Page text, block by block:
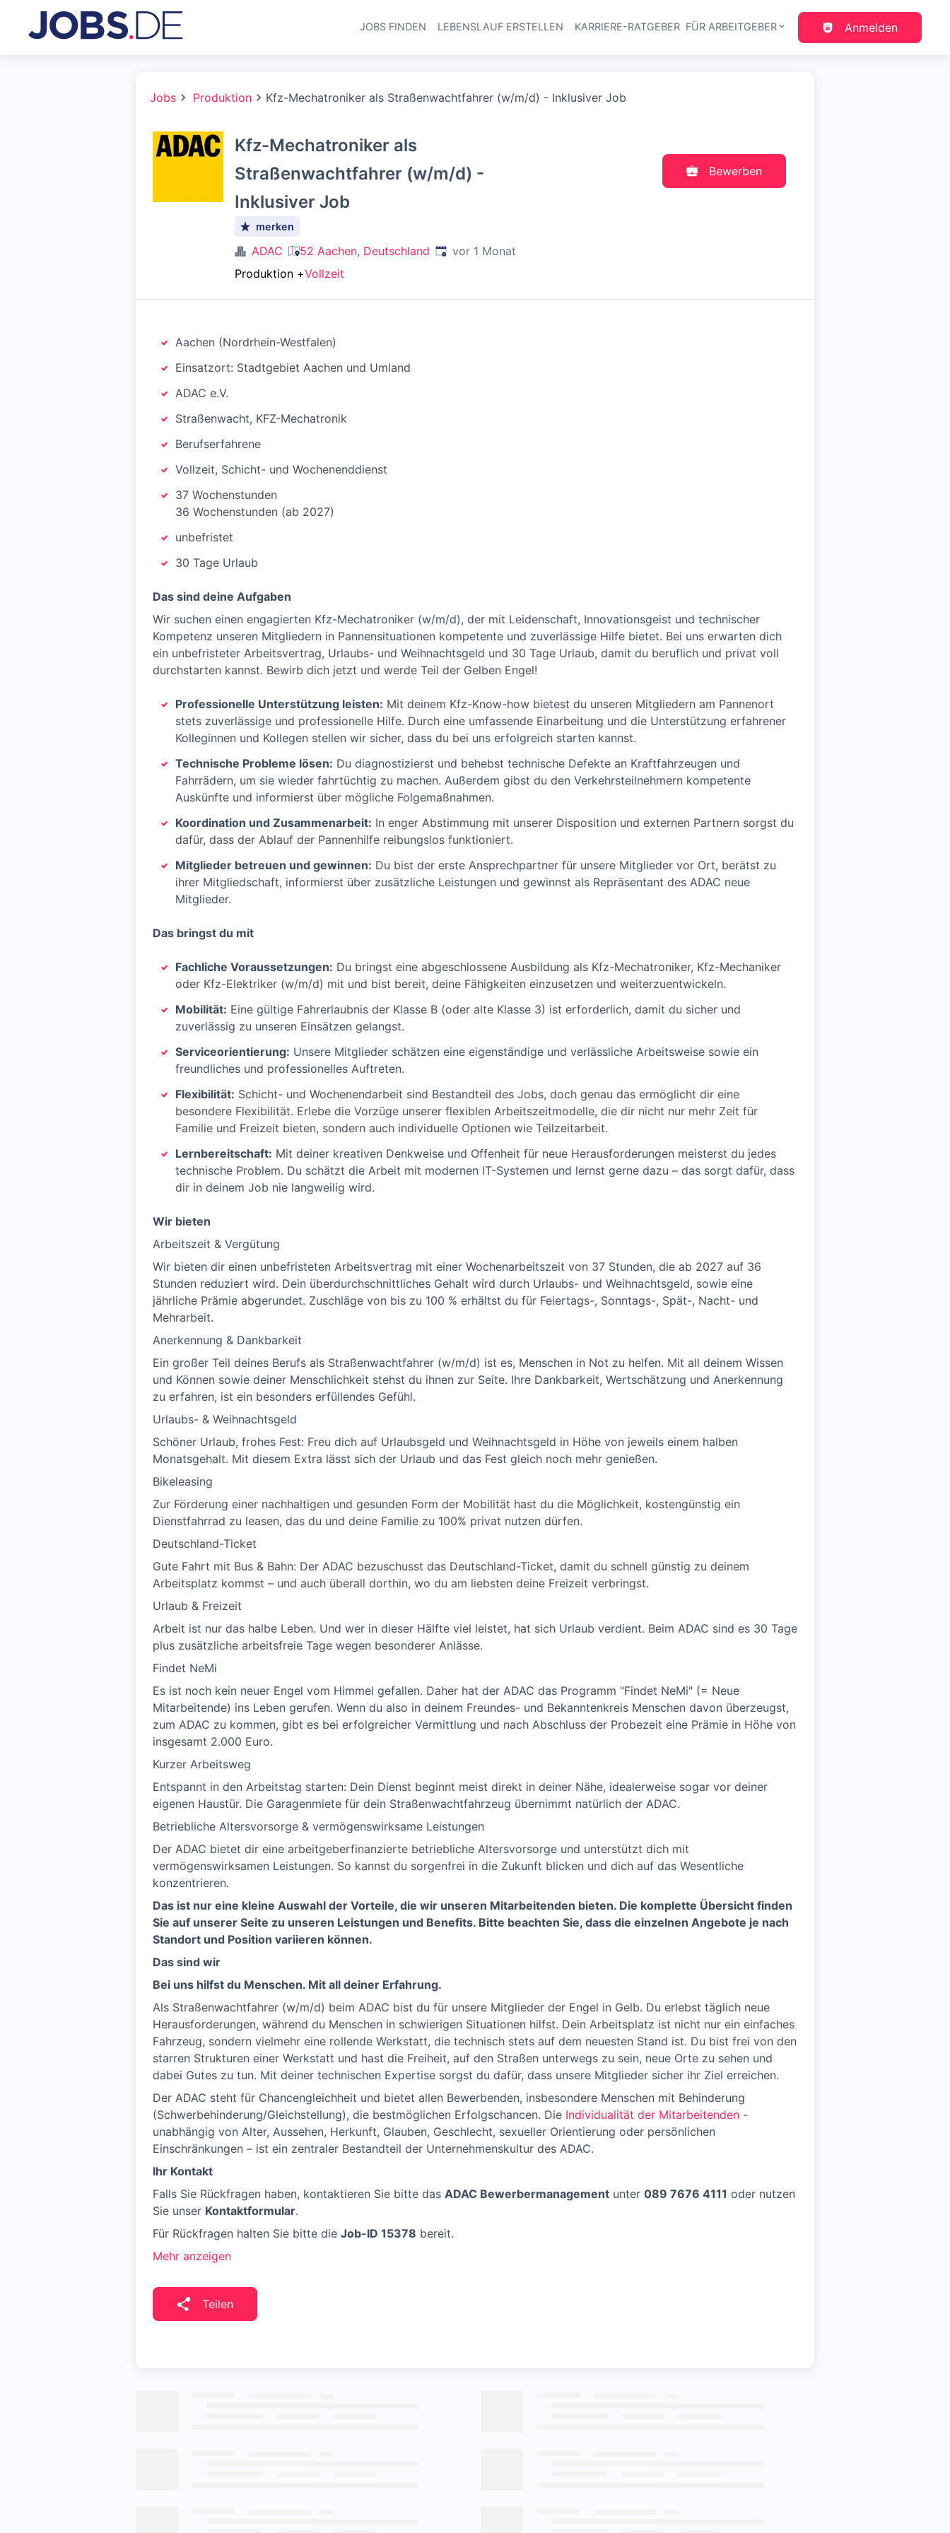
Haupt-Navigation
JOBS FINDEN LEBENSLAUF ERSTELLEN KARRIERE-RATGEBER FÜR ARBEITGEBER Anmelden
Jobs Produktion Kfz-Mechatroniker als Straßenwachtfahrer (w/m/d) - Inklusiver Job
Kfz-Mechatroniker als
Straßenwachtfahrer (w/m/d) -
Inklusiver Job
merken
ADAC 52 Aachen, Deutschland Veröffentlicht:
vor 1 Monat
Produktion +Vollzeit
Bewerben
Aachen (Nordrhein-Westfalen)
Einsatzort: Stadtgebiet Aachen und Umland
ADAC e.V.
Straßenwacht, KFZ-Mechatronik
Berufserfahrene
Vollzeit, Schicht- und Wochenenddienst
37 Wochenstunden
36 Wochenstunden (ab 2027)
unbefristet
30 Tage Urlaub
Das sind deine Aufgaben
Wir suchen einen engagierten Kfz-Mechatroniker (w/m/d), der mit Leidenschaft, Innovationsgeist und technischer
Kompetenz unseren Mitgliedern in Pannensituationen kompetente und zuverlässige Hilfe bietet. Bei uns erwarten dich
ein unbefristeter Arbeitsvertrag, Urlaubs- und Weihnachtsgeld und 30 Tage Urlaub, damit du beruflich und privat voll
durchstarten kannst. Bewirb dich jetzt und werde Teil der Gelben Engel!
Professionelle Unterstützung leisten: Mit deinem Kfz-Know-how bietest du unseren Mitgliedern am Pannenort
stets zuverlässige und professionelle Hilfe. Durch eine umfassende Einarbeitung und die Unterstützung erfahrener
Kolleginnen und Kollegen stellen wir sicher, dass du bei uns erfolgreich starten kannst.
Technische Probleme lösen: Du diagnostizierst und behebst technische Defekte an Kraftfahrzeugen und
Fahrrädern, um sie wieder fahrtüchtig zu machen. Außerdem gibst du den Verkehrsteilnehmern kompetente
Auskünfte und informierst über mögliche Folgemaßnahmen.
Koordination und Zusammenarbeit: In enger Abstimmung mit unserer Disposition und externen Partnern sorgst du
dafür, dass der Ablauf der Pannenhilfe reibungslos funktioniert.
Mitglieder betreuen und gewinnen: Du bist der erste Ansprechpartner für unsere Mitglieder vor Ort, berätst zu
ihrer Mitgliedschaft, informierst über zusätzliche Leistungen und gewinnst als Repräsentant des ADAC neue
Mitglieder.
Das bringst du mit
Fachliche Voraussetzungen: Du bringst eine abgeschlossene Ausbildung als Kfz-Mechatroniker, Kfz-Mechaniker
oder Kfz-Elektriker (w/m/d) mit und bist bereit, deine Fähigkeiten einzusetzen und weiterzuentwickeln.
Mobilität: Eine gültige Fahrerlaubnis der Klasse B (oder alte Klasse 3) ist erforderlich, damit du sicher und
zuverlässig zu unseren Einsätzen gelangst.
Serviceorientierung: Unsere Mitglieder schätzen eine eigenständige und verlässliche Arbeitsweise sowie ein
freundliches und professionelles Auftreten.
Flexibilität: Schicht- und Wochenendarbeit sind Bestandteil des Jobs, doch genau das ermöglicht dir eine
besondere Flexibilität. Erlebe die Vorzüge unserer flexiblen Arbeitszeitmodelle, die dir nicht nur mehr Zeit für
Familie und Freizeit bieten, sondern auch individuelle Optionen wie Teilzeitarbeit.
Lernbereitschaft: Mit deiner kreativen Denkweise und Offenheit für neue Herausforderungen meisterst du jedes
technische Problem. Du schätzt die Arbeit mit modernen IT-Systemen und lernst gerne dazu – das sorgt dafür, dass
dir in deinem Job nie langweilig wird.
Wir bieten
Arbeitszeit & Vergütung
Wir bieten dir einen unbefristeten Arbeitsvertrag mit einer Wochenarbeitszeit von 37 Stunden, die ab 2027 auf 36
Stunden reduziert wird. Dein überdurchschnittliches Gehalt wird durch Urlaubs- und Weihnachtsgeld, sowie eine
jährliche Prämie abgerundet. Zuschläge von bis zu 100 % erhältst du für Feiertags-, Sonntags-, Spät-, Nacht- und
Mehrarbeit.
Anerkennung & Dankbarkeit
Ein großer Teil deines Berufs als Straßenwachtfahrer (w/m/d) ist es, Menschen in Not zu helfen. Mit all deinem Wissen
und Können sowie deiner Menschlichkeit stehst du ihnen zur Seite. Ihre Dankbarkeit, Wertschätzung und Anerkennung
zu erfahren, ist ein besonders erfüllendes Gefühl.
Urlaubs- & Weihnachtsgeld
Schöner Urlaub, frohes Fest: Freu dich auf Urlaubsgeld und Weihnachtsgeld in Höhe von jeweils einem halben
Monatsgehalt. Mit diesem Extra lässt sich der Urlaub und das Fest gleich noch mehr genießen.
Bikeleasing
Zur Förderung einer nachhaltigen und gesunden Form der Mobilität hast du die Möglichkeit, kostengünstig ein
Dienstfahrrad zu leasen, das du und deine Familie zu 100% privat nutzen dürfen.
Deutschland-Ticket
Gute Fahrt mit Bus & Bahn: Der ADAC bezuschusst das Deutschland-Ticket, damit du schnell günstig zu deinem
Arbeitsplatz kommst – und auch überall dorthin, wo du am liebsten deine Freizeit verbringst.
Urlaub & Freizeit
Arbeit ist nur das halbe Leben. Und wer in dieser Hälfte viel leistet, hat sich Urlaub verdient. Beim ADAC sind es 30 Tage
plus zusätzliche arbeitsfreie Tage wegen besonderer Anlässe.
Findet NeMi
Es ist noch kein neuer Engel vom Himmel gefallen. Daher hat der ADAC das Programm "Findet NeMi" (= Neue
Mitarbeitende) ins Leben gerufen. Wenn du also in deinem Freundes- und Bekanntenkreis Menschen davon überzeugst,
zum ADAC zu kommen, gibt es bei erfolgreicher Vermittlung und nach Abschluss der Probezeit eine Prämie in Höhe von
insgesamt 2.000 Euro.
Kurzer Arbeitsweg
Entspannt in den Arbeitstag starten: Dein Dienst beginnt meist direkt in deiner Nähe, idealerweise sogar vor deiner
eigenen Haustür. Die Garagenmiete für dein Straßenwachtfahrzeug übernimmt natürlich der ADAC.
Betriebliche Altersvorsorge & vermögenswirksame Leistungen
Der ADAC bietet dir eine arbeitgeberfinanzierte betriebliche Altersvorsorge und unterstützt dich mit
vermögenswirksamen Leistungen. So kannst du sorgenfrei in die Zukunft blicken und dich auf das Wesentliche
konzentrieren.
Das ist nur eine kleine Auswahl der Vorteile, die wir unseren Mitarbeitenden bieten. Die komplette Übersicht finden
Sie auf unserer Seite zu unseren Leistungen und Benefits. Bitte beachten Sie, dass die einzelnen Angebote je nach
Standort und Position variieren können.
Das sind wir
Bei uns hilfst du Menschen. Mit all deiner Erfahrung.
Als Straßenwachtfahrer (w/m/d) beim ADAC bist du für unsere Mitglieder der Engel in Gelb. Du erlebst täglich neue
Herausforderungen, während du Menschen in schwierigen Situationen hilfst. Dein Arbeitsplatz ist nicht nur ein einfaches
Fahrzeug, sondern vielmehr eine rollende Werkstatt, die technisch stets auf dem neuesten Stand ist. Du bist frei von den
starren Strukturen einer Werkstatt und hast die Freiheit, auf den Straßen unterwegs zu sein, neue Orte zu sehen und
dabei Gutes zu tun. Mit deiner technischen Expertise sorgst du dafür, dass unsere Mitglieder sicher ihr Ziel erreichen.
Der ADAC steht für Chancengleichheit und bietet allen Bewerbenden, insbesondere Menschen mit Behinderung
(Schwerbehinderung/Gleichstellung), die bestmöglichen Erfolgschancen. Die Individualität der Mitarbeitenden -
unabhängig von Alter, Aussehen, Herkunft, Glauben, Geschlecht, sexueller Orientierung oder persönlichen
Einschränkungen – ist ein zentraler Bestandteil der Unternehmenskultur des ADAC.
Ihr Kontakt
Falls Sie Rückfragen haben, kontaktieren Sie bitte das ADAC Bewerbermanagement unter 089 7676 4111 oder nutzen
Sie unser Kontaktformular.
Für Rückfragen halten Sie bitte die Job-ID 15378 bereit.
Mehr anzeigen
Teilen